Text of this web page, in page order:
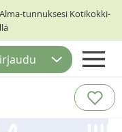
tunnuksesi Kotikokki-